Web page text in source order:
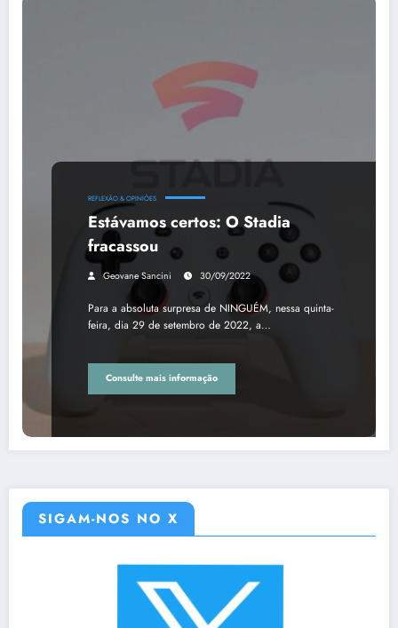
REFLEXÃO & OPINIÕES
Estávamos certos: O Stadia
fracassou
Geovane Sancini 30/09/2022
Para a absoluta surpresa de NINGUÉM, nessa quinta-
feira, dia 29 de setembro de 2022, a…
Consulte mais informação
SIGAM-NOS NO X